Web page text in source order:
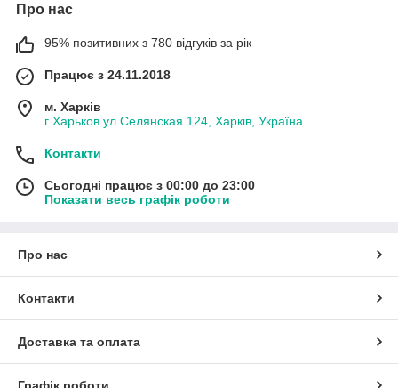
Про нас
95% позитивних з 780 відгуків за рік
Працює з 24.11.2018
м. Харків
г Харьков ул Селянская 124, Харків, Україна
Контакти
Сьогодні працює з 00:00 до 23:00
Показати весь графік роботи
Про нас
Контакти
Доставка та оплата